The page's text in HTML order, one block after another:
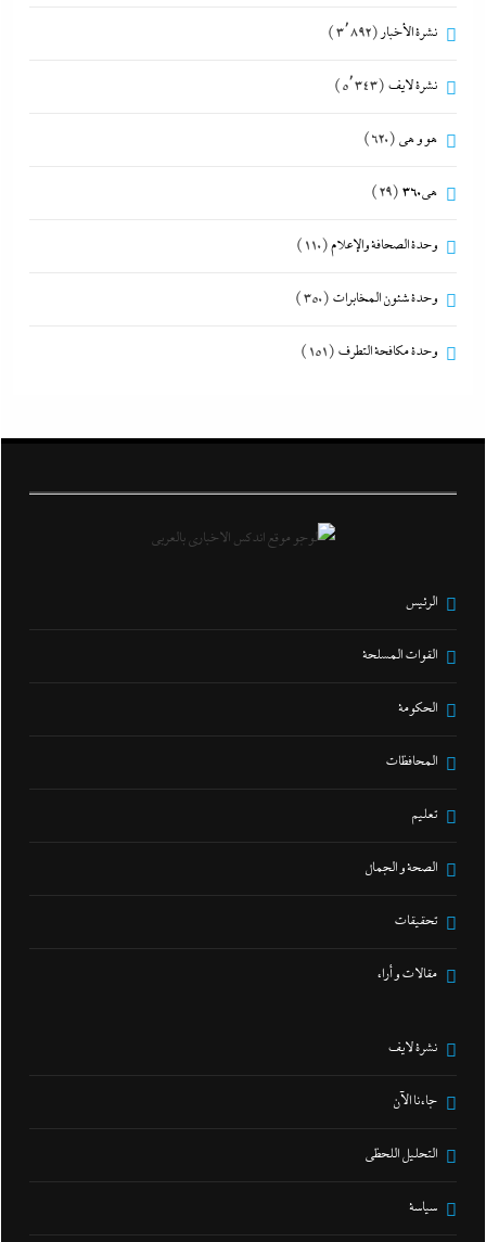
نشرة الأخبار (3٬892)
نشرة لايف (5٬343)
هو و هي (620)
هى360 (29)
وحدة الصحافة والإعلام(110)
وحدة شئون المخابرات (350)
وحدة مكافحة التطرف (151)
الرئيس
القوات المسلحة
الحكومة
المحافظات
تعليم
الصحة و الجمال
تحقيقات
مقالات و أراء
نشرة لايف
جاءنا الآن
التحليل اللحظي
سياسة